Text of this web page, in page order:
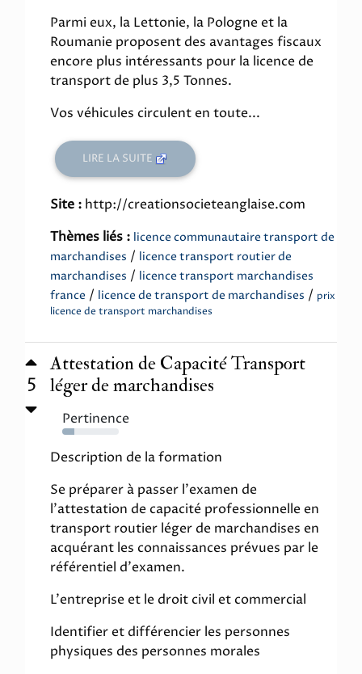
Parmi eux, la Lettonie, la Pologne et la
Roumanie proposent des avantages fiscaux
encore plus intéressants pour la licence de
transport de plus 3,5 Tonnes.
Vos véhicules circulent en toute...
LIRE LA SUITE
Site : http://creationsocieteanglaise.com
Thèmes liés : licence communautaire transport de
marchandises / licence transport routier de
marchandises / licence transport marchandises
france / licence de transport de marchandises / prix
licence de transport marchandises
5
Attestation de Capacité Transport
léger de marchandises
Pertinence
21%
Description de la formation
Se préparer à passer l'examen de
l'attestation de capacité professionnelle en
transport routier léger de marchandises en
acquérant les connaissances prévues par le
référentiel d'examen.
L'entreprise et le droit civil et commercial
Identifier et différencier les personnes
physiques des personnes morales